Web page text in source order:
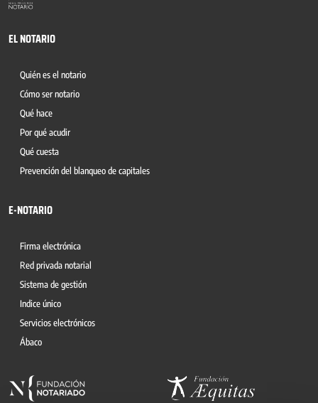
EL NOTARIO
Quién es el notario
Cómo ser notario
Qué hace
Por qué acudir
Qué cuesta
Prevención del blanqueo de capitales
E-NOTARIO
Firma electrónica
Red privada notarial
Sistema de gestión
Indice único
Servicios electrónicos
Ábaco